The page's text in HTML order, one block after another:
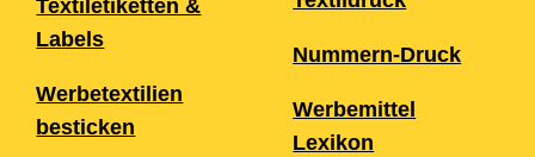
Textiletiketten &
Labels
Werbetextilien
besticken
Nummern-Druck
Werbemittel
Lexikon